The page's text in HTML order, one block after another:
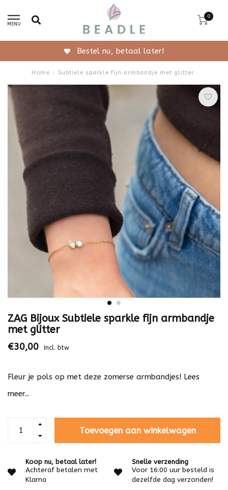
MENU
0
Gratis verzending vanaf 50,-
Home / Subtiele sparkle fijn armbandje met glitter
ZAG Bijoux Subtiele sparkle fijn armbandje
met glitter
€30,00 Incl. btw
Fleur je pols op met deze zomerse armbandjes! Lees
meer..
Toevoegen aan winkelwagen
Koop nu, betaal later!
Achteraf betalen met
Klarna
Snelle verzending
Voor 16:00 uur besteld is
dezelfde dag verzonden!